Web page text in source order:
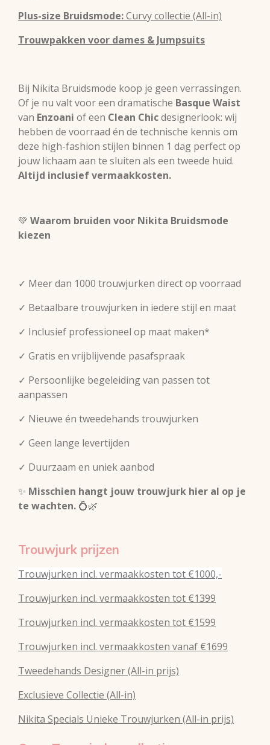
Plus-size Bruidsmode:Curvy collectie (All-in)
Trouwpakken voor dames & Jumpsuits
Bij Nikita Bruidsmode koop je geen verrassingen.
Of je nu valt voor een dramatische Basque Waist
van Enzoani of een Clean Chicdesignerlook: wij
hebben de voorraad én de technische kennis om
deze high-fashion stijlen binnen 1 dag perfect op
jouw lichaam aan te sluiten als een tweede huid.
Altijd inclusief vermaakkosten.
💚 Waarom bruiden voor Nikita Bruidsmode
kiezen
✓ Meer dan 1000 trouwjurken direct op voorraad
✓ Betaalbare trouwjurken in iedere stijl en maat
✓ Inclusief professioneel op maat maken*
✓ Gratis en vrijblijvende pasafspraak
✓ Persoonlijke begeleiding van passen tot
aanpassen
✓ Nieuwe én tweedehands trouwjurken
✓ Geen lange levertijden
✓ Duurzaam en uniek aanbod
✨ Misschien hangt jouw trouwjurk hier al op je
te wachten. 💍🌿
Trouwjurk prijzen
Trouwjurken incl. vermaakkosten tot €1000,-
Trouwjurken incl. vermaakkosten tot €1399
Trouwjurken incl. vermaakkosten tot €1599
Trouwjurken incl. vermaakkosten vanaf €1699
Tweedehands Designer (All-in prijs)
Exclusieve Collectie (All-in)
Nikita Specials Unieke Trouwjurken (All-in prijs)